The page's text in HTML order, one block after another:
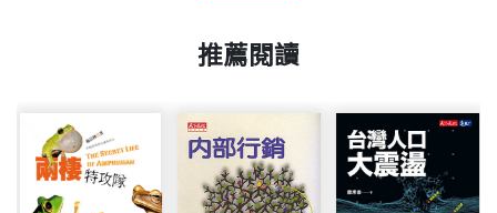
推薦閱讀